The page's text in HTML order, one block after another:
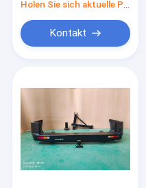
Kontakt